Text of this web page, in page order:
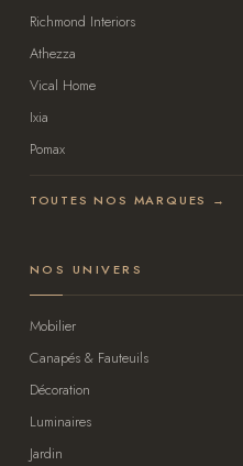
Richmond Interiors
Athezza
Vical Home
Ixia
Pomax
TOUTES NOS MARQUES →
NOS UNIVERS
Mobilier
Canapés & Fauteuils
Décoration
Luminaires
Jardin